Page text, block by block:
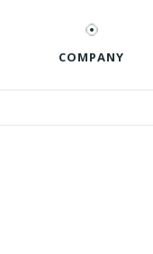
COMPANY